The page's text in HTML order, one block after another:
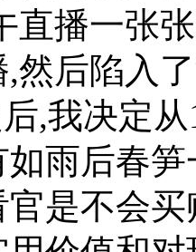
直播一张
然后陷入
,我决定
雨后春
是不会